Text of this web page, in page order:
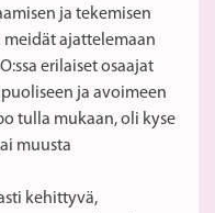
ja tekemisen
ajattelemaan
erilaiset osaajat
ja avoimeen
tulla mukaan, oli kyse
muusta
kehittyvä,